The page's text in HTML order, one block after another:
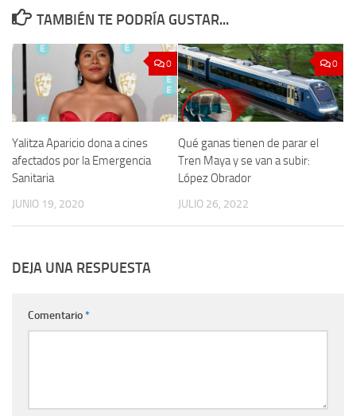
TAMBIÉN TE PODRÍA GUSTAR...
0
Yalitza Aparicio dona a cines
afectados por la Emergencia
Sanitaria
JUNIO 19, 2020
0
Qué ganas tienen de parar el
Tren Maya y se van a subir:
López Obrador
JULIO 26, 2022
DEJA UNA RESPUESTA
Comentario*